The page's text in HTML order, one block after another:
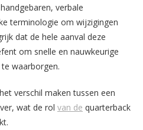
verbale
terminologie om wijzigingen
dat de hele aanval deze
om snelle en nauwkeurige
waarborgen.
verschil maken tussen een
wat de rol van de quarterback